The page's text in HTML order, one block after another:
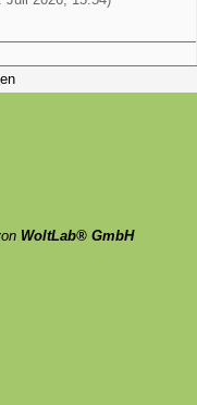
WoltLab® GmbH